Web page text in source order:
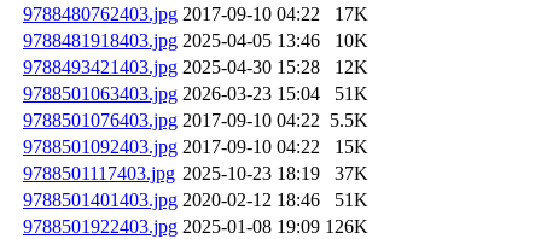
9788480762403.jpg 2017-09-10 04:22
17K
9788481918403.jpg 2025-04-05 13:46
10K
9788493421403.jpg 2025-04-30 15:28
12K
9788501063403.jpg 2026-03-23 15:04
51K
9788501076403.jpg 2017-09-10 04:22 5.5K
9788501092403.jpg 2017-09-10 04:22
15K
9788501117403.jpg 2025-10-23 18:19
37K
9788501401403.jpg 2020-02-12 18:46
51K
9788501922403.jpg 2025-01-08 19:09 126K